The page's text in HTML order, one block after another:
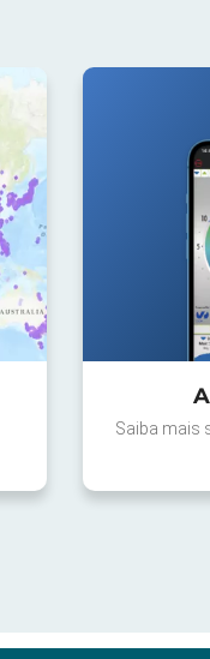
Saiba mais